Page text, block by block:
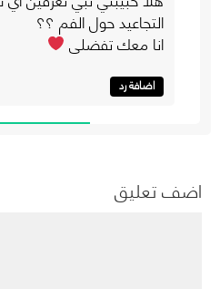
التجاعيد حول الفم ؟؟
انا معك تفضلي
اضافة رد
اضف تعليق